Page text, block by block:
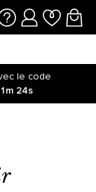
le code
24s